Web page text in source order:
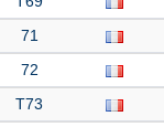
71
72
T73